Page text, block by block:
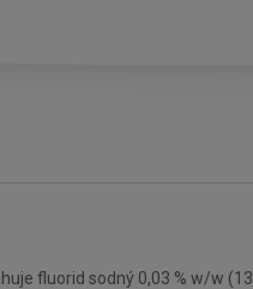
fluorid sodný 0,03 % w/w